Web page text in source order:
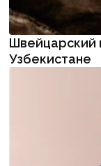
Швейцарский
Узбекистане